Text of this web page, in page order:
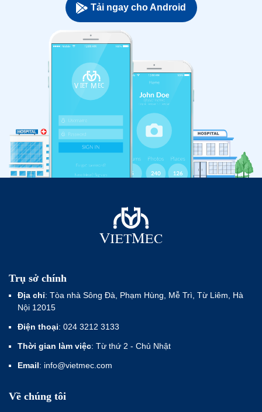
Tải ngay cho Android
Trụ sở chính
Địa chỉ: Tòa nhà Sông Đà, Phạm Hùng, Mễ Trì, Từ Liêm, Hà
Nội 12015
Điện thoại: 024 3212 3133
Thời gian làm việc: Từ thứ 2 - Chủ Nhật
Email: info@vietmec.com
Về chúng tôi